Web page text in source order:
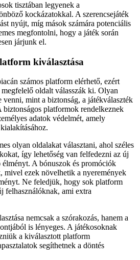
tisztában legyenek a
kockázatokkal. A szerencsejáték
nyújt, míg mások számára potenciális
megfontolni, hogy a játék során
járjunk el.
kiválasztása
számos platform elérhető, ezért
oldalt válasszák ki. Olyan
mint a biztonság, a játékválaszték
biztonságos platformok rendelkeznek
adatok védelmét, amely
olyan oldalakat választani, ahol széles
így lehetőség van felfedezni az új
élményt. A bónuszok és promóciók
mivel ezek növelhetik a nyeremények
Ne feledjük, hogy sok platform
felhasználóknak, ami extra
nemcsak a szórakozás, hanem a
is lényeges. A játékosoknak
a kiválasztott platform
segíthetnek a döntés